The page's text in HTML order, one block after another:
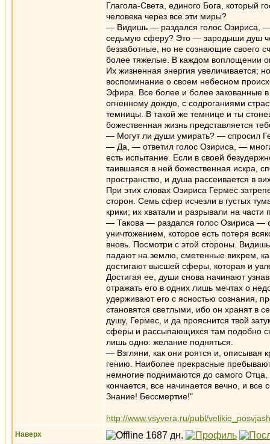
Глагола-Света, единого Бога, который
человека через все эти миры?
— Видишь — раздался голос Озириса, —
седьмую сферу? Это — зародыши душ
беззаботные, но не сознающие своего
более тяжелые. В каждом воплощении
Их жизненная энергия увеличивается;
воспоминание о своем небесном
Эфира. Все более и более закованные
огненному дождю, с содроганиями
темницы. В такой же темнице и ты
божественная жизнь представляется
— Могут ли души умирать? — спросил
— Да, — ответил голос Озириса, —
есть испытание. Если в своей
таившаяся в ней божественная искра,
пространство, и душа рассеивается в
При этих словах Озириса Гермес
сторон. Семь сфер исчезли в густых
крики; их хватали и разрывали на
— Такова — раздался голос Озириса —
уничтожением, которое есть потеря
вновь. Посмотри с этой стороны.
падают на землю, сметенные вихрем,
достигают высшей сферы, которая и
Достигая ее, души снова начинают
отражать его в одних лишь мечтах о
удерживают его с ясностью сознания,
становятся светлыми, ибо он хранят в
душу, Гермес, и да прояснится твой
сферы и рассыпающихся там подобно
лишь одно: желание подняться.
— Взгляни, как они роятся и, описывая
гению. Наиболее прекрасные
немногие поднимаются до самого
кончается, все начинается вечно, и
Знание! Бессмертие!"
http://www.vsyvera.ru/publ/
Наверх